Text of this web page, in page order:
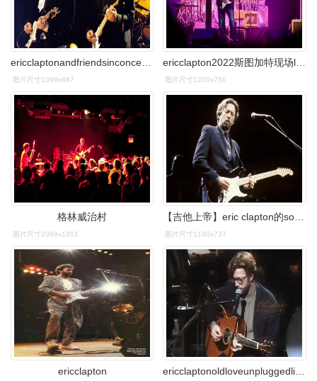
ericclaptonandfriendsinconcert1999克莱普顿与朋友们
图片尺寸1099x687
ericclapton2022斯图加特现场liveinstuttgart31052022
图片尺寸1200x750
格林威治村
图片尺寸2069x1351 图片尺寸1180x737
ericclapton